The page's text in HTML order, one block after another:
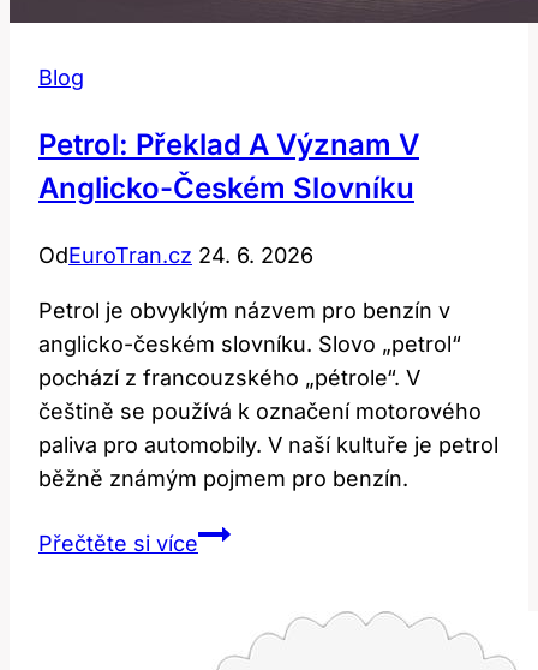
Blog
Petrol: Překlad A Význam V
Anglicko-Českém Slovníku
OdEuroTran.cz 24. 6. 2026
Petrol je obvyklým názvem pro benzín v
anglicko-českém slovníku. Slovo „petrol“
pochází z francouzského „pétrole“. V
češtině se používá k označení motorového
paliva pro automobily. V naší kultuře je petrol
běžně známým pojmem pro benzín.
Přečtěte si vícePetrol:
Význam